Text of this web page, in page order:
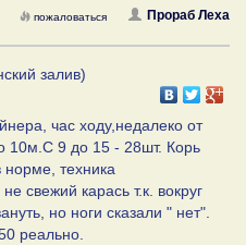
Прораб Леха
пожаловаться
залив)
час ходу,недалеко от
10м.С 9 до 15 - 28шт. Корь
техника
свежий карась т.к. вокруг
но ноги сказали " нет".
реально.